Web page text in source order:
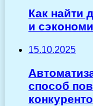
Как найти
и
15.10.2025
способ